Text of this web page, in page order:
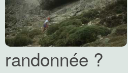
randonnée ?